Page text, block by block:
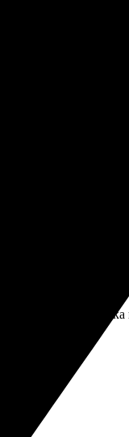
и через пару
цены, со
заказ.